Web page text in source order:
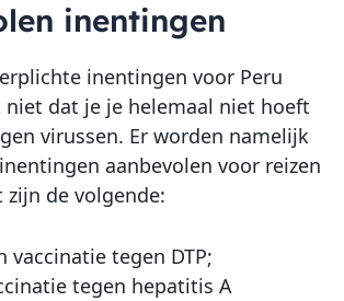
inentingen
inentingen voor Peru
dat je je helemaal niet hoeft
virussen. Er worden namelijk
aanbevolen voor reizen
zijn de volgende:
vaccinatie tegen DTP;
tegen hepatitis A